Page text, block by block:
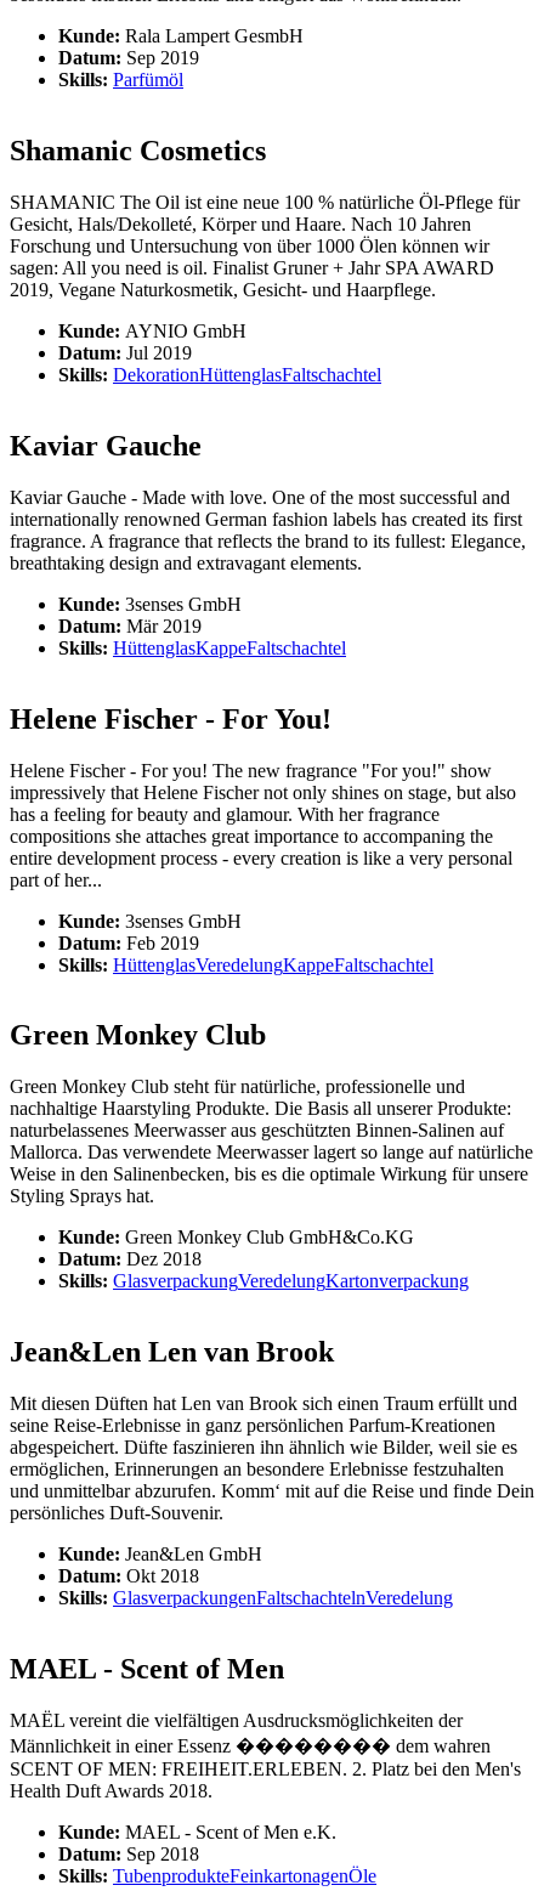
Kunde: Rala Lampert GesmbH
Datum: Sep 2019
Skills: Parfümöl
Shamanic Cosmetics
SHAMANIC The Oil ist eine neue 100 % natürliche Öl-Pflege für
Gesicht, Hals/Dekolleté, Körper und Haare. Nach 10 Jahren
Forschung und Untersuchung von über 1000 Ölen können wir
sagen: All you need is oil. Finalist Gruner + Jahr SPA AWARD
2019, Vegane Naturkosmetik, Gesicht- und Haarpflege.
Kunde: AYNIO GmbH
Datum: Jul 2019
Skills: DekorationHüttenglasFaltschachtel
Kaviar Gauche
Kaviar Gauche - Made with love. One of the most successful and
internationally renowned German fashion labels has created its first
fragrance. A fragrance that reflects the brand to its fullest: Elegance,
breathtaking design and extravagant elements.
Kunde: 3senses GmbH
Datum: Mär 2019
Skills: HüttenglasKappeFaltschachtel
Helene Fischer - For You!
Helene Fischer - For you! The new fragrance "For you!" show
impressively that Helene Fischer not only shines on stage, but also
has a feeling for beauty and glamour. With her fragrance
compositions she attaches great importance to accompaning the
entire development process - every creation is like a very personal
part of her...
Kunde: 3senses GmbH
Datum: Feb 2019
Skills: HüttenglasVeredelungKappeFaltschachtel
Green Monkey Club
Green Monkey Club steht für natürliche, professionelle und
nachhaltige Haarstyling Produkte. Die Basis all unserer Produkte:
naturbelassenes Meerwasser aus geschützten Binnen-Salinen auf
Mallorca. Das verwendete Meerwasser lagert so lange auf natürliche
Weise in den Salinenbecken, bis es die optimale Wirkung für unsere
Styling Sprays hat.
Kunde: Green Monkey Club GmbH&Co.KG
Datum: Dez 2018
Skills: GlasverpackungVeredelungKartonverpackung
Jean&Len Len van Brook
Mit diesen Düften hat Len van Brook sich einen Traum erfüllt und
seine Reise-Erlebnisse in ganz persönlichen Parfum-Kreationen
abgespeichert. Düfte faszinieren ihn ähnlich wie Bilder, weil sie es
ermöglichen, Erinnerungen an besondere Erlebnisse festzuhalten
und unmittelbar abzurufen. Komm‘ mit auf die Reise und finde Dein
persönliches Duft-Souvenir.
Kunde: Jean&Len GmbH
Datum: Okt 2018
Skills: GlasverpackungenFaltschachtelnVeredelung
MAEL - Scent of Men
MAËL vereint die vielfältigen Ausdrucksmöglichkeiten der
Männlichkeit in einer Essenz �������� dem wahren
SCENT OF MEN: FREIHEIT.ERLEBEN. 2. Platz bei den Men's
Health Duft Awards 2018.
Kunde: MAEL - Scent of Men e.K.
Datum: Sep 2018
Skills: TubenprodukteFeinkartonagenÖle